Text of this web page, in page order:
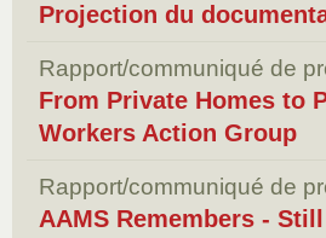
Projection du
Rapport/communiqué de
From Private Homes to
Workers Action Group
Rapport/communiqué de
AAMS Remembers -